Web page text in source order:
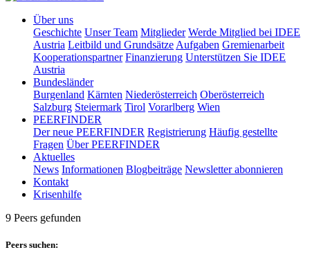
Über uns
Geschichte Unser Team Mitglieder Werde Mitglied bei IDEE
Austria Leitbild und Grundsätze Aufgaben Gremienarbeit
Kooperationspartner Finanzierung Unterstützen Sie IDEE
Austria
Bundesländer
Burgenland Kärnten Niederösterreich Oberösterreich
Salzburg Steiermark Tirol Vorarlberg Wien
PEERFINDER
Der neue PEERFINDER Registrierung Häufig gestellte
Fragen Über PEERFINDER
Aktuelles
News Informationen Blogbeiträge Newsletter abonnieren
Kontakt
Krisenhilfe
9 Peers gefunden
Peers suchen: